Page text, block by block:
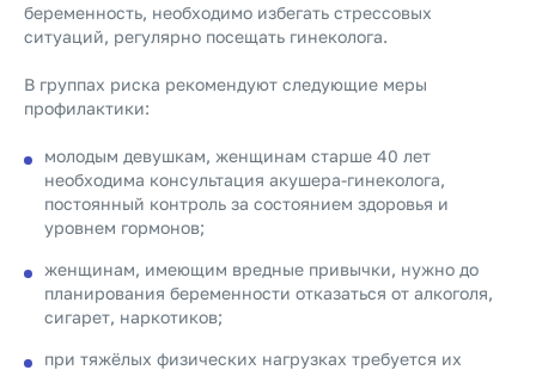
беременность, необходимо избегать стрессовых
ситуаций, регулярно посещать гинеколога.
В группах риска рекомендуют следующие меры
профилактики:
молодым девушкам, женщинам старше 40 лет
необходима консультация акушера-гинеколога,
постоянный контроль за состоянием здоровья и
уровнем гормонов;
женщинам, имеющим вредные привычки, нужно до
планирования беременности отказаться от алкоголя,
сигарет, наркотиков;
при тяжёлых физических нагрузках требуется их